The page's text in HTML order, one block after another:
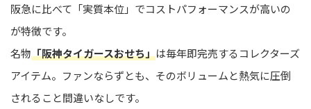
阪急に比べて「実質本位」でコストパフォーマンスが高いの
が特徴です。
名物「阪神タイガースおせち」は毎年即完売するコレクターズ
アイテム。ファンならずとも、そのボリュームと熱気に圧倒
されること間違いなしです。